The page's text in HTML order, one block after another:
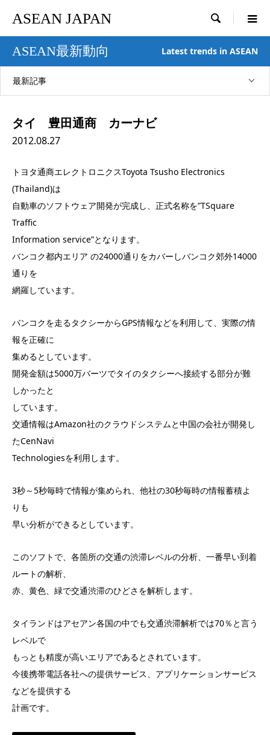
ASEAN JAPAN 
ASEAN最新動向 Latest trends in ASEAN
最新記事
タイ 豊田通商 カーナビ
2012.08.27
トヨタ通商エレクトロニクスToyota Tsusho Electronics
(Thailand)は
自動車のソフトウェア開発が完成し、正式名称を”TSquare
Traffic
Information service”となります。
バンコク都内エリア の24000通りをカバーしバンコク郊外14000
通りを
網羅しています。
バンコクを走るタクシーからGPS情報などを利用して、実際の情
報を正確に
集めるとしています。
開発金額は5000万バーツでタイのタクシーへ接続する部分が難
しかったと
しています。
交通情報はAmazon社のクラウドシステムと中国の会社が開発し
たCenNavi
Technologiesを利用します。
3秒～5秒毎時で情報が集められ、他社の30秒毎時の情報蓄積よ
りも
早い分析ができるとしています。
このソフトで、各箇所の交通の渋滞レベルの分析、一番早い到着
ルートの解析、
赤、黄色、緑で交通渋滞のひどさを解析します。
タイランドはアセアン各国の中でも交通渋滞解析では70％と言う
レベルで
もっとも精度が高いエリアであるとされています。
今後携帯電話各社への提供サービス、アプリケーションサービス
などを提供する
計画です。